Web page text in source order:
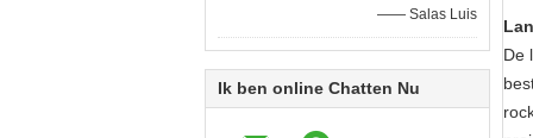
—— Salas Luis
Ik ben online Chatten Nu
De